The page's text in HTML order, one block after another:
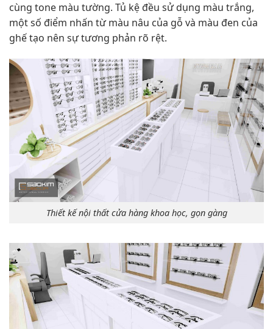
cùng tone màu tường. Tủ kệ đều sử dụng màu trắng,
một số điểm nhấn từ màu nâu của gỗ và màu đen của
ghế tạo nên sự tương phản rõ rệt.
Thiết kế nội thất cửa hàng khoa học, gọn gàng